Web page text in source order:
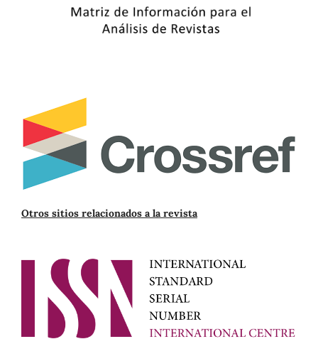
Otros sitios relacionados a la revista